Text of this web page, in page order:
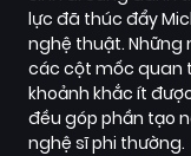
lực đã thúc đẩy
nghệ thuật. Những
các cột mốc quan
khoảnh khắc ít
đều góp phần tạo
nghệ sĩ phi thường.